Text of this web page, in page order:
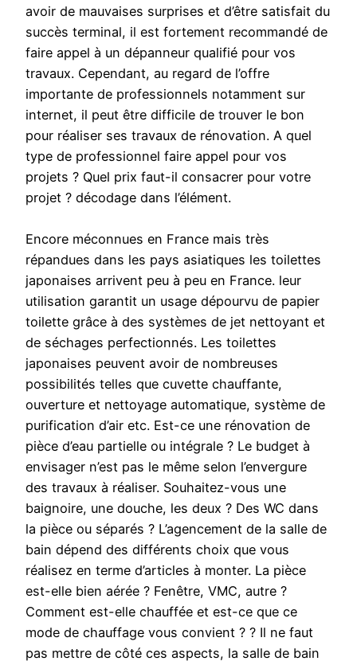
avoir de mauvaises surprises et d’être satisfait du
succès terminal, il est fortement recommandé de
faire appel à un dépanneur qualifié pour vos
travaux. Cependant, au regard de l’offre
importante de professionnels notamment sur
internet, il peut être difficile de trouver le bon
pour réaliser ses travaux de rénovation. A quel
type de professionnel faire appel pour vos
projets ? Quel prix faut-il consacrer pour votre
projet ? décodage dans l’élément.
Encore méconnues en France mais très
répandues dans les pays asiatiques les toilettes
japonaises arrivent peu à peu en France. leur
utilisation garantit un usage dépourvu de papier
toilette grâce à des systèmes de jet nettoyant et
de séchages perfectionnés. Les toilettes
japonaises peuvent avoir de nombreuses
possibilités telles que cuvette chauffante,
ouverture et nettoyage automatique, système de
purification d’air etc. Est-ce une rénovation de
pièce d’eau partielle ou intégrale ? Le budget à
envisager n’est pas le même selon l’envergure
des travaux à réaliser. Souhaitez-vous une
baignoire, une douche, les deux ? Des WC dans
la pièce ou séparés ? L’agencement de la salle de
bain dépend des différents choix que vous
réalisez en terme d’articles à monter. La pièce
est-elle bien aérée ? Fenêtre, VMC, autre ?
Comment est-elle chauffée et est-ce que ce
mode de chauffage vous convient ? ? Il ne faut
pas mettre de côté ces aspects, la salle de bain